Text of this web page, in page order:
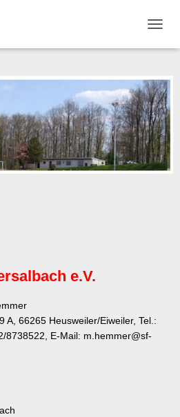
A
G
A
T
I
O
N
U
e.V.
A, 66265 Heusweiler/Eiweiler, Tel.:
8738522, E-Mail: m.hemmer@sf-